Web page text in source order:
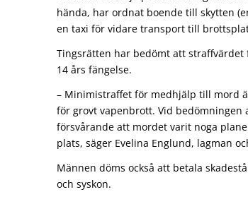
hända, har ordnat boende till skytten
en taxi för vidare transport till
Tingsrätten har bedömt att
14 års fängelse.
– Minimistraffet för medhjälp till mord
för grovt vapenbrott. Vid
försvårande att mordet varit noga
plats, säger Evelina Englund, lagman
Männen döms också att betala
och syskon.